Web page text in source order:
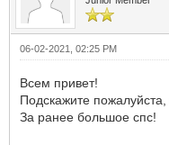
06-02-2021, 02:25 PM
Всем привет!
Подскажите
За ранее большое спс!